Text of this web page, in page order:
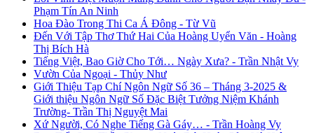
Phạm Tín An Ninh
Hoa Đào Trong Thi Ca Á Đông - Từ Vũ
Đến Với Tập Thơ Thứ Hai Của Hoàng Uyển Văn - Hoàng
Thị Bích Hà
Tiếng Việt, Bao Giờ Cho Tới… Ngày Xưa? - Trần Nhật Vy
Vườn Của Ngoại - Thủy Như
Giới Thiệu Tạp Chí Ngôn Ngữ Số 36 – Tháng 3-2025 &
Giới thiệu Ngôn Ngữ Số Đặc Biệt Tưởng Niệm Khánh
Trường- Trần Thị Nguyệt Mai
Xứ Người, Có Nghe Tiếng Gà Gáy… - Trần Hoàng Vy